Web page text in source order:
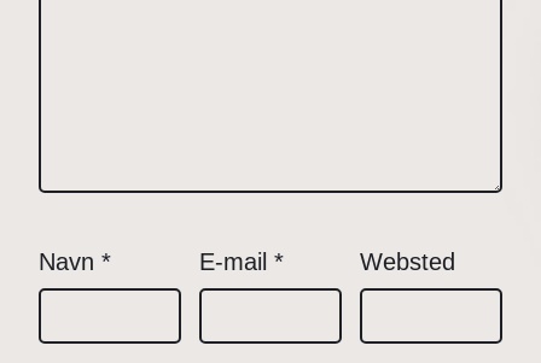
Navn * E-mail * Websted